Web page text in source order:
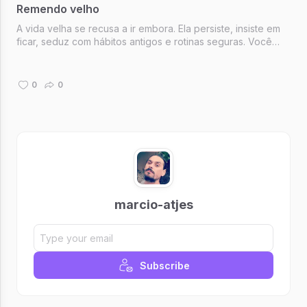
Remendo velho
A vida velha se recusa a ir embora. Ela persiste, insiste em
ficar, seduz com hábitos antigos e rotinas seguras. Você
se recusando a ...
0 0
marcio-atjes
Subscribe